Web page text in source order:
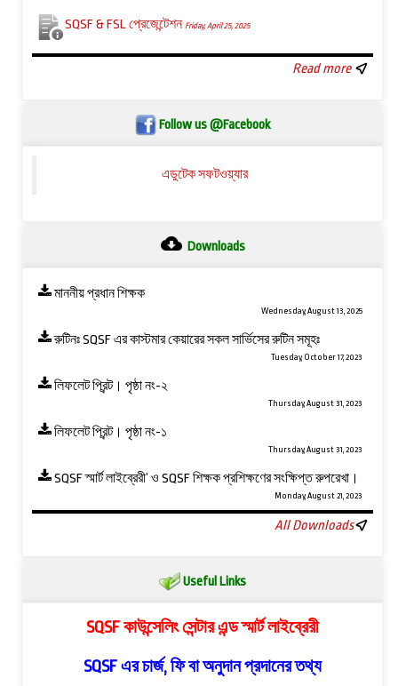
SQSF & FSL প্রেজেন্টেশন Friday, April 25, 2025
Read more
Follow us @Facebook
এডুটেক সফটওয়্যার
Downloads
মাননীয় প্রধান শিক্ষক
Wednesday, August 13, 2025
রুটিনঃ SQSF এর কাস্টমার কেয়ারের সকল সার্ভিসের রুটিন সমূহঃ
Tuesday, October 17, 2023
লিফলেট প্রিন্ট। পৃষ্ঠা নং-২
Thursday, August 31, 2023
লিফলেট প্রিন্ট। পৃষ্ঠা নং-১
Thursday, August 31, 2023
SQSF স্মার্ট লাইব্রেরী’ ও ‍SQSF শিক্ষক প্রশিক্ষণের সংক্ষিপ্ত রুপরেখা।
Monday, August 21, 2023
All Downloads
Useful Links
SQSF কাউন্সেলিং সেন্টার এন্ড স্মার্ট লাইব্রেরী
SQSF এর চার্জ, ফি বা অনুদান প্রদানের তথ্য